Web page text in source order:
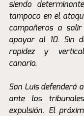
siendo
tampoco en el
compañeros a
apoyar al 10. Sin
rapidez y
canario.
San Luis defenderá
ante los
expulsión. El